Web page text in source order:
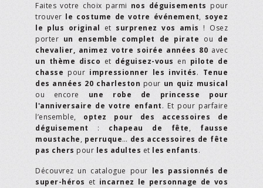
Faites votre choix parmi nos déguisements pour
trouver le costume de votre événement, soyez
le plus original et surprenez vos amis ! Osez
porter un ensemble complet de pirate ou de
chevalier, animez votre soirée années 80 avec
un thème disco et déguisez-vous en pilote de
chasse pour impressionner les invités. Tenue
des années 20 charleston pour un quiz musical
ou encore une robe de princesse pour
l'anniversaire de votre enfant. Et pour parfaire
l’ensemble, optez pour des accessoires de
déguisement : chapeau de fête, fausse
moustache, perruque… des accessoires de fête
pas chers pour les adultes et les enfants.
Découvrez un catalogue pour les passionnés de
super-héros et incarnez le personnage de vos